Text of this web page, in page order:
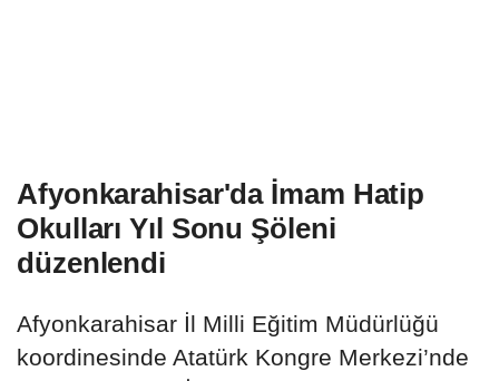
Afyonkarahisar'da İmam Hatip
Okulları Yıl Sonu Şöleni
düzenlendi
Afyonkarahisar İl Milli Eğitim Müdürlüğü
koordinesinde Atatürk Kongre Merkezi’nde